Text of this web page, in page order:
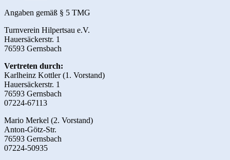
Angaben gemäß § 5 TMG
Turnverein Hilpertsau e.V.
Hauersäckerstr. 1
76593 Gernsbach
Vertreten durch:
Karlheinz Kottler (1. Vorstand)
Hauersäckerstr. 1
76593 Gernsbach
07224-67113
Mario Merkel (2. Vorstand)
Anton-Götz-Str.
76593 Gernsbach
07224-50935